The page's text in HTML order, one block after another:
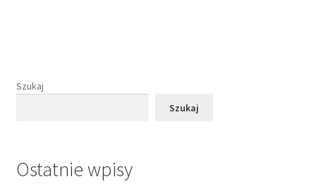
Szukaj
Szukaj
Ostatnie wpisy